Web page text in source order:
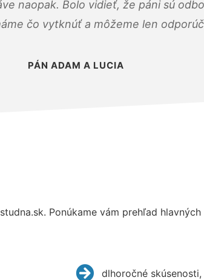
naopak. Bolo vidieť, že páni sú
čo vytknúť a môžeme len
PÁN ADAM A LUCIA
Ponúkame vám prehľad
dlhoročné